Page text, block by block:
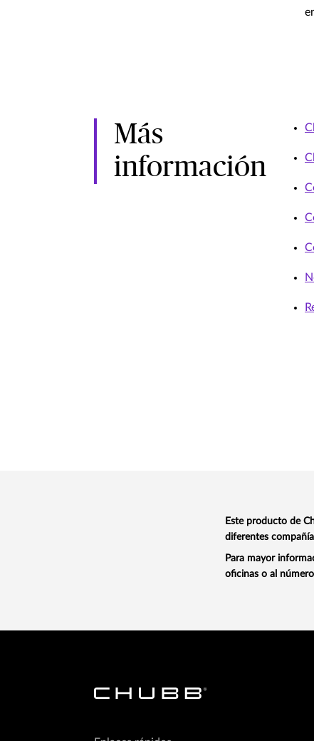
Más
información
Este producto de
diferentes
Para mayor
oficinas o al número